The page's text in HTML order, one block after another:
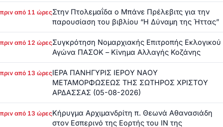
πριν από 11 ώρεςΣτην Πτολεμαΐδα ο Μπάνε Πρέλεβιτς για την
παρουσίαση του βιβλίου “Η Δύναμη της Ήττας”
πριν από 12 ώρεςΣυγκρότηση Νομαρχιακής Επιτροπής Εκλογικού
Αγώνα ΠΑΣΟΚ – Κίνημα Αλλαγής Κοζάνης
πριν από 13 ώρεςΙΕΡΑ ΠΑΝΗΓΥΡΙΣ ΙΕΡΟΥ ΝΑΟΥ
ΜΕΤΑΜΟΡΦΩΣΕΩΣ ΤΗΣ ΣΩΤΗΡΟΣ ΧΡΙΣΤΟΥ
ΑΡΔΑΣΣΑΣ (05-08-2026)
πριν από 13 ώρεςΚήρυγμα Αρχιμανδρίτη π. Θεωνά Αθανασιάδη
στον Εσπερινό της Εορτής του ΙΝ της